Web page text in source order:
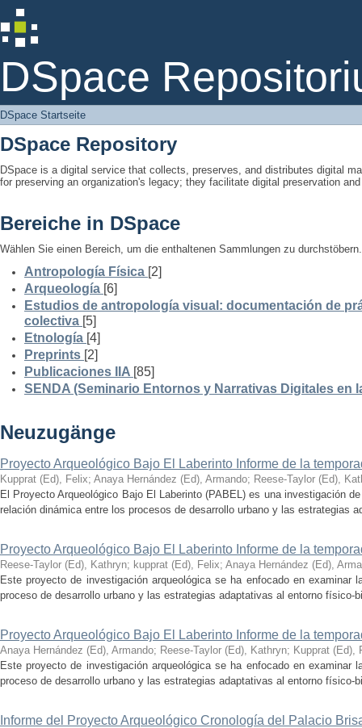
DSpace
DSpace Startseite
DSpace Startseite
DSpace Repository
DSpace is a digital service that collects, preserves, and distributes digital
for preserving an organization's legacy; they facilitate digital preservation
Bereiche in DSpace
Wählen Sie einen Bereich, um die enthaltenen Sammlungen zu durchstöbern.
Antropología Física [2]
Arqueología [6]
Estudios de antropología visual: documentación de
colectiva [5]
Etnología [4]
Preprints [2]
Publicaciones IIA [85]
SENDA (Seminario Entornos y Narrativas Digitales en
Neuzugänge
Proyecto Arqueológico Bajo El Laberinto Informe de la
Kupprat (Ed), Felix; Anaya Hernández (Ed), Armando; Reese-Taylor (Ed),
El Proyecto Arqueológico Bajo El Laberinto (PABEL) es una investigación
relación dinámica entre los procesos de desarrollo urbano y las estrategias
Proyecto Arqueológico Bajo El Laberinto Informe de la
Reese-Taylor (Ed), Kathryn; kupprat (Ed), Felix; Anaya Hernández (Ed),
Este proyecto de investigación arqueológica se ha enfocado en examinar
proceso de desarrollo urbano y las estrategias adaptativas al entorno físico-
Proyecto Arqueológico Bajo El Laberinto Informe de la
Anaya Hernández (Ed), Armando; Reese-Taylor (Ed), Kathryn; Kupprat (Ed),
Este proyecto de investigación arqueológica se ha enfocado en examinar
proceso de desarrollo urbano y las estrategias adaptativas al entorno físico-
Informe del Proyecto Arqueológico Cronología del Palacio